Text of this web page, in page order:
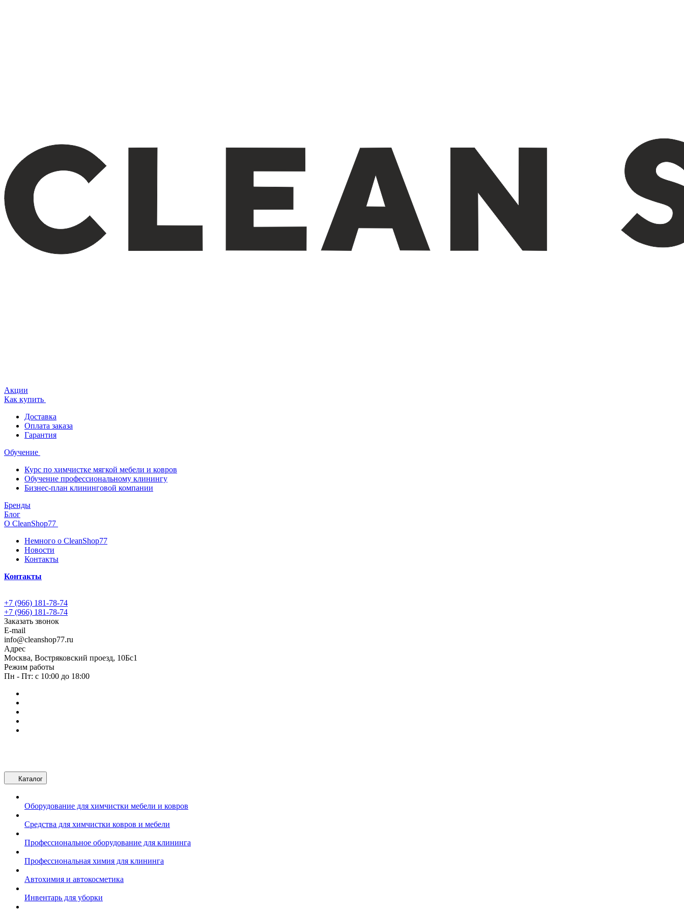
Акции
Как купить
Доставка
Оплата заказа
Гарантия
Обучение
Курс по химчистке мягкой мебели и ковров
Обучение профессиональному клинингу
Бизнес-план клининговой компании
Бренды
Блог
О CleanShop77
Немного о CleanShop77
Новости
Контакты
Контакты
+7 (966) 181-78-74
+7 (966) 181-78-74
Заказать звонок
E-mail
info@cleanshop77.ru
Адрес
Москва, Востряковский проезд, 10Бс1
Режим работы
Пн - Пт: с 10:00 до 18:00
Каталог
Оборудование для химчистки мебели и ковров
Средства для химчистки ковров и мебели
Профессиональное оборудование для клининга
Профессиональная химия для клининга
Автохимия и автокосметика
Инвентарь для уборки